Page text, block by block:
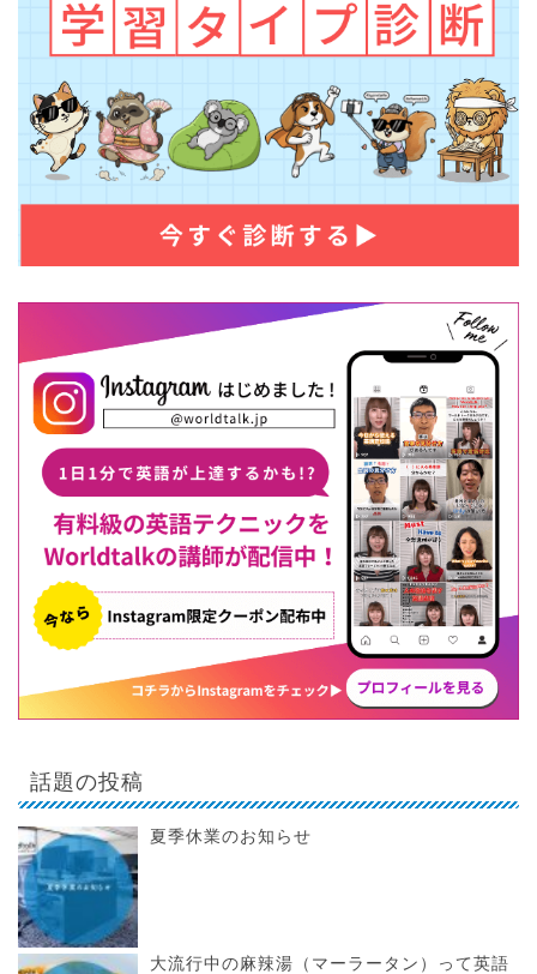
話題の投稿
夏季休業のお知らせ
大流行中の麻辣湯（マーラータン）って英語